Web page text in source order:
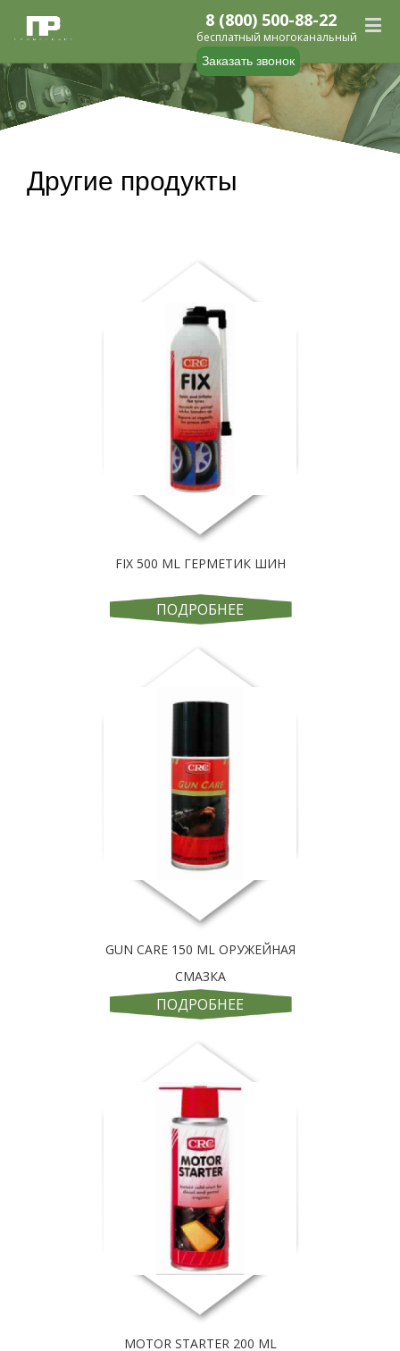
Заказать звонок
8 (800) 500-88-22
бесплатный многоканальный
Другие продукты
FIX 500 ML ГЕРМЕТИК ШИН
ПОДРОБНЕЕ
GUN CARE 150 ML ОРУЖЕЙНАЯ
СМАЗКА
ПОДРОБНЕЕ
MOTOR STARTER 200 ML